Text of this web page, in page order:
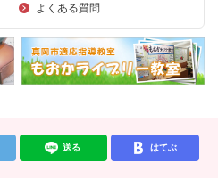
よくある質問
送る はてぶ